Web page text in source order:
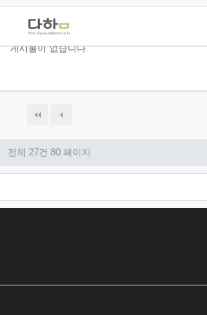
게시물이 없습니다.
전체 27건 80 페이지